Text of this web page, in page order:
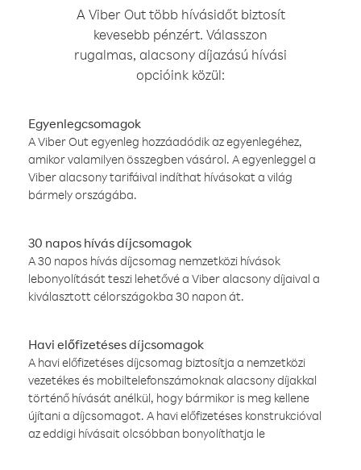
A Viber Out több hívásidőt biztosít
kevesebb pénzért. Válasszon
rugalmas, alacsony díjazású hívási
opcióink közül:
Egyenlegcsomagok
A Viber Out egyenleg hozzáadódik az egyenlegéhez,
amikor valamilyen összegben vásárol. A egyenleggel a
Viber alacsony tarifáival indíthat hívásokat a világ
bármely országába.
30 napos hívás díjcsomagok
A 30 napos hívás díjcsomag nemzetközi hívások
lebonyolítását teszi lehetővé a Viber alacsony díjaival a
kiválasztott célországokba 30 napon át.
Havi előfizetéses díjcsomagok
A havi előfizetéses díjcsomag biztosítja a nemzetközi
vezetékes és mobiltelefonszámoknak alacsony díjakkal
történő hívását anélkül, hogy bármikor is meg kellene
újítani a díjcsomagot. A havi előfizetéses konstrukcióval
az eddigi hívásait olcsóbban bonyolíthatja le